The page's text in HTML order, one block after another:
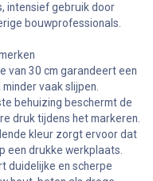
intensief gebruik door
bouwprofessionals.
van 30 cm garandeert een
vaak slijpen.
behuizing beschermt de
druk tijdens het markeren.
kleur zorgt ervoor dat
een drukke werkplaats.
duidelijke en scherpe